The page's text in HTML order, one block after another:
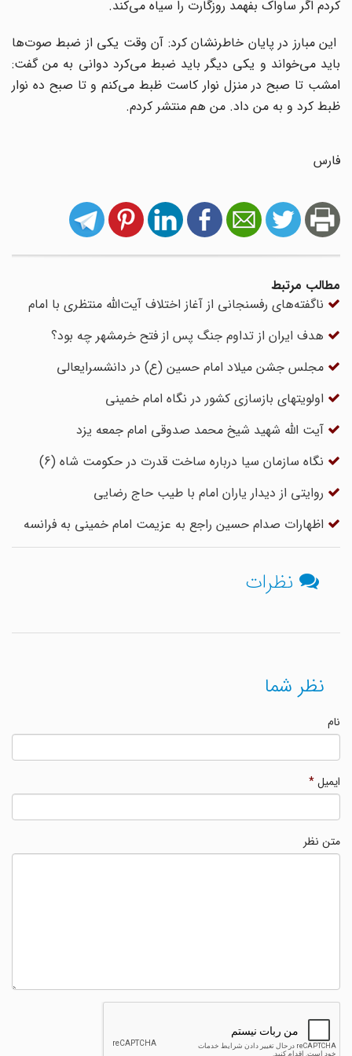
کردم اگر ساواک بفهمد روزگارت را سیاه می‌کند.
این مبارز در پایان خاطرنشان کرد: آن وقت یکی از ضبط صوت‌ها
باید می‌خواند و یکی دیگر باید ضبط می‌کرد دوانی به من گفت:
امشب تا صبح در منزل نوار کاست ظبط می‌کنم و تا صبح ده نوار
ظبط کرد و به من داد. من هم منتشر کردم.
فارس
مطالب مرتبط
ناگفته‌های رفسنجانی از آغاز اختلاف آیت‌الله منتظری با امام
هدف ایران از تداوم جنگ پس از فتح خرمشهر چه بود؟
مجلس جشن میلاد امام حسین (ع) در دانشسرایعالی
اولویتهای بازسازی کشور در نگاه امام خمینی
آیت الله شهید شیخ محمد صدوقی امام جمعه یزد
نگاه سازمان سیا درباره ساخت قدرت در حکومت شاه (6)
روایتی از دیدار یاران امام با طیب حاج رضایی
اظهارات صدام حسین راجع به عزیمت امام خمینی به فرانسه
نظرات
نظر شما
ایمیل*
متن نظر